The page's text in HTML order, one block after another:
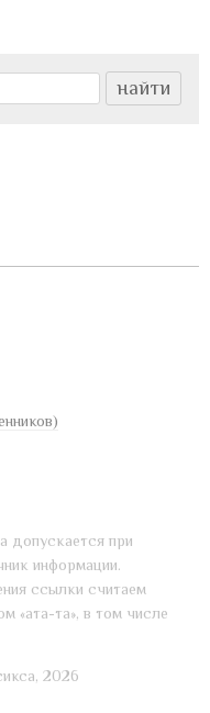
допускается при
информации.
ссылки считаем
«ата-та», в том числе
2026